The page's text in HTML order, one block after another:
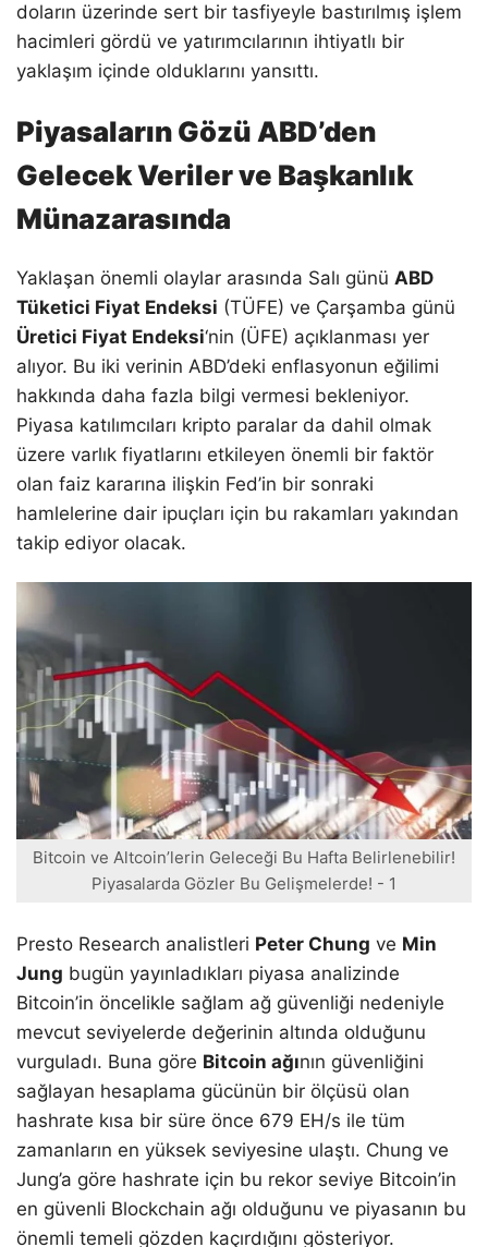
doların üzerinde sert bir tasfiyeyle bastırılmış işlem
hacimleri gördü ve yatırımcılarının ihtiyatlı bir
yaklaşım içinde olduklarını yansıttı.
Piyasaların Gözü ABD’den
Gelecek Veriler ve Başkanlık
Münazarasında
Yaklaşan önemli olaylar arasında Salı günü ABD
Tüketici Fiyat Endeksi (TÜFE) ve Çarşamba günü
Üretici Fiyat Endeksi‘nin (ÜFE) açıklanması yer
alıyor. Bu iki verinin ABD’deki enflasyonun eğilimi
hakkında daha fazla bilgi vermesi bekleniyor.
Piyasa katılımcıları kripto paralar da dahil olmak
üzere varlık fiyatlarını etkileyen önemli bir faktör
olan faiz kararına ilişkin Fed’in bir sonraki
hamlelerine dair ipuçları için bu rakamları yakından
takip ediyor olacak.
Bitcoin ve Altcoin’lerin Geleceği Bu Hafta Belirlenebilir!
Piyasalarda Gözler Bu Gelişmelerde! - 1
Presto Research analistleri Peter Chung ve Min
Jung bugün yayınladıkları piyasa analizinde
Bitcoin’in öncelikle sağlam ağ güvenliği nedeniyle
mevcut seviyelerde değerinin altında olduğunu
vurguladı. Buna göre Bitcoin ağının güvenliğini
sağlayan hesaplama gücünün bir ölçüsü olan
hashrate kısa bir süre önce 679 EH/s ile tüm
zamanların en yüksek seviyesine ulaştı. Chung ve
Jung’a göre hashrate için bu rekor seviye Bitcoin’in
en güvenli Blockchain ağı olduğunu ve piyasanın bu
önemli temeli gözden kaçırdığını gösteriyor.